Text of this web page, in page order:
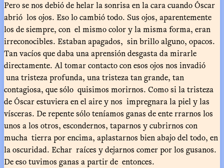
Pero se nos debió de helar la sonrisa en la cara cuando Óscar
abrió los ojos. Eso lo cambió todo. Sus ojos, aparentemente
los de siempre, con el mismo color y la misma forma, eran
irreconocibles. Estaban apagados, sin brillo alguno, opacos.
Tan vacíos que daba una aprensión desgasta da mirarle
directamente. Al tomar contacto con esos ojos nos invadió
una tristeza profunda, una tristeza tan grande, tan
contagiosa, que sólo quisimos morirnos. Como si la tristeza
de Óscar estuviera en el aire y nos impregnara la piel y las
vísceras. De repente sólo teníamos ganas de ente rrarnos los
unos a los otros, escondernos, taparnos y cubrirnos con
mucha tierra por encima, aplastarnos bien abajo del todo, en
la oscuridad. Echar raíces y dejarnos comer por los gusanos.
De eso tuvimos ganas a partir de entonces.